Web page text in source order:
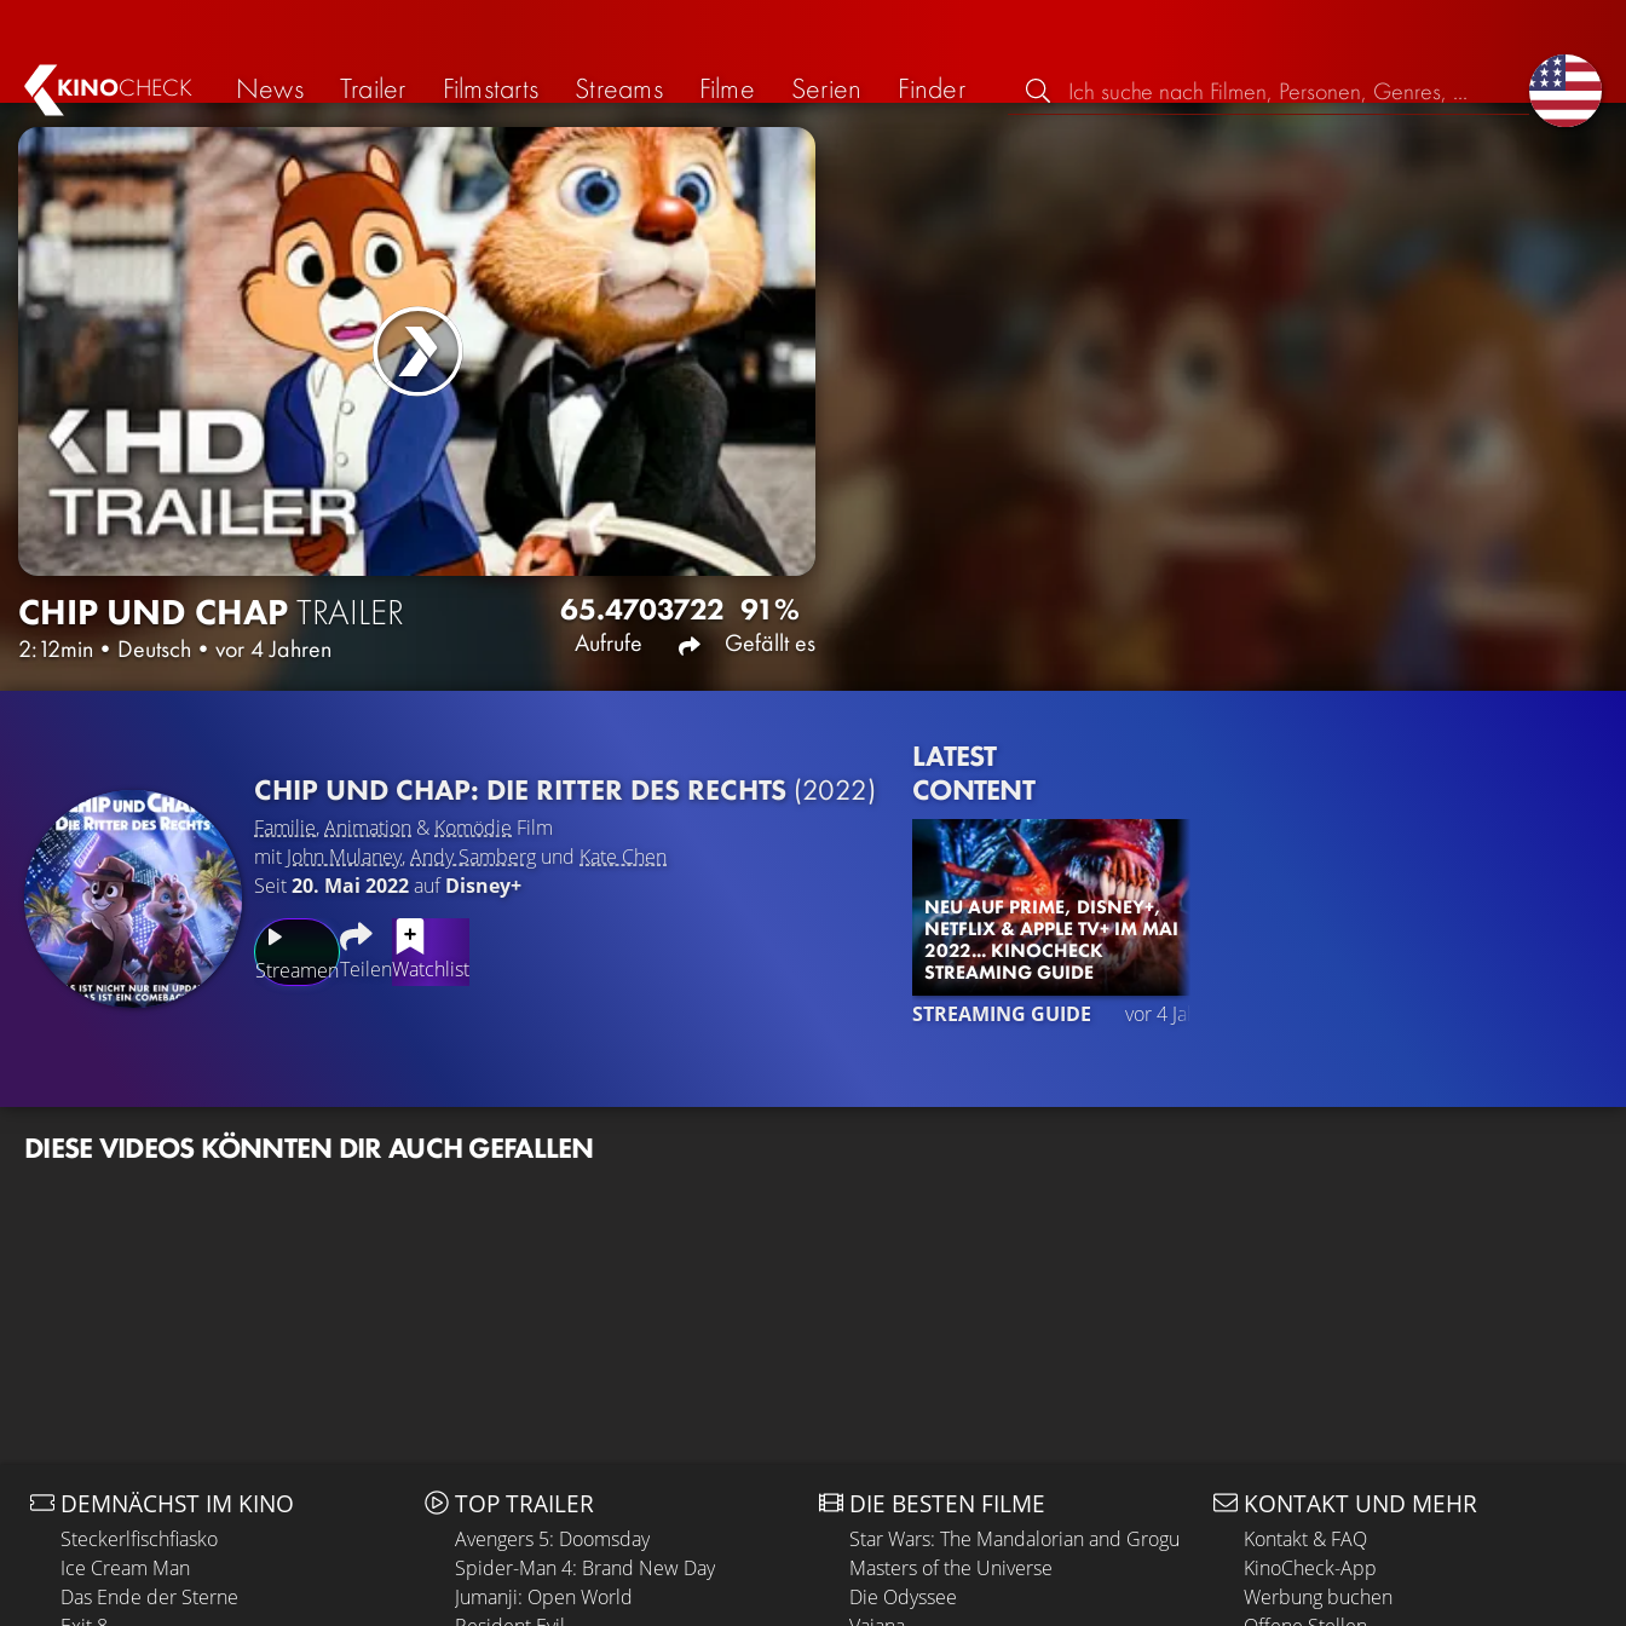
KINOCHECK News Trailer Filmstarts Streams Filme Serien Finder
CHIP UND CHAPTRAILER
2:12min • Deutsch • vor 4 Jahren
65.470
Aufrufe
3722 91%
Gefällt es
CHIP UND CHAP: DIE RITTER DES RECHTS (2022)
Familie,Animation & Komödie Film
mit John Mulaney,Andy Samberg und Kate Chen
Seit20. Mai 2022aufDisney+
StreamenTeilenWatchlist
LATEST
CONTENT
NEU AUF PRIME, DISNEY+,
NETFLIX & APPLE TV+ IM MAI
2022... KINOCHECK
STREAMING GUIDE
STREAMING GUIDE vor 4 Jahren
DIESE VIDEOS KÖNNTEN DIR AUCH GEFALLEN
DEMNÄCHST IM KINO
Steckerlfischfiasko
Ice Cream Man
Das Ende der Sterne
TOP TRAILER
Avengers 5: Doomsday
Spider-Man 4: Brand New Day
Jumanji: Open World
DIE BESTEN FILME
Star Wars: The Mandalorian and Grogu
Masters of the Universe
Die Odyssee
KONTAKT UND MEHR
Kontakt & FAQ
KinoCheck-App
Werbung buchen